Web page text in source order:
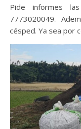
Pide informes
7773020049.
césped. Ya sea por